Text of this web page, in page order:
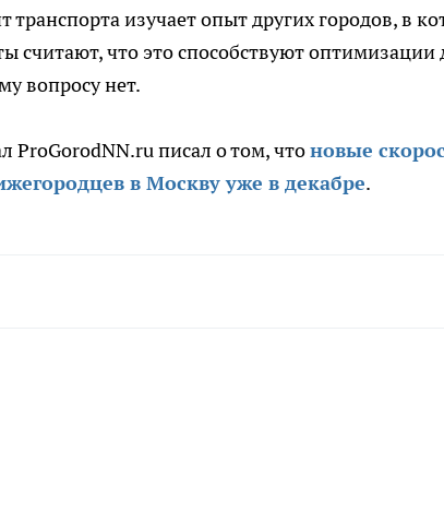
транспорта изучает опыт других городов, в
считают, что это способствуют
вопросу нет.
ProGorodNN.ru писал о том, чтоновые
в Москву уже в декабре.